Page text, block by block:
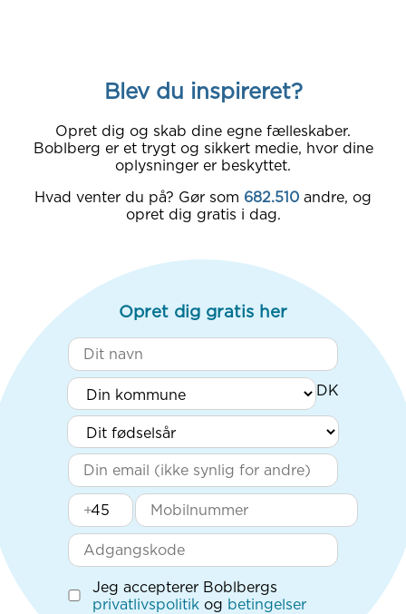
Blev du inspireret?
Opret dig og skab dine egne fælleskaber.
Boblberg er et trygt og sikkert medie, hvor dine
oplysninger er beskyttet.
Hvad venter du på? Gør som 682.510 andre, og
opret dig gratis i dag.
Opret dig gratis her
+
Jeg accepterer Boblbergs
privatlivspolitik og betingelser